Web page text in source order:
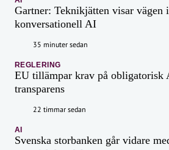
Gartner: Teknikjätten visar vägen
konversationell AI
35 minuter sedan
REGLERING
EU tillämpar krav på obligatorisk
transparens
22 timmar sedan
AI
Svenska storbanken går vidare